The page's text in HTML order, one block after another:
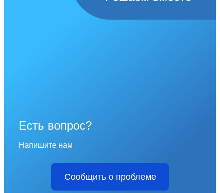
Есть вопрос?
Напишите нам
Сообщить о проблеме